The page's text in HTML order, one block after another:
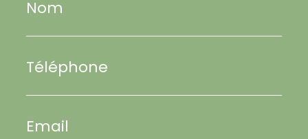
Nom
Téléphone
Email